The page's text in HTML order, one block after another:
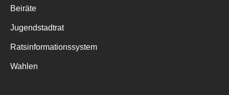
Beiräte
Jugendstadtrat
Ratsinformationssystem
Wahlen